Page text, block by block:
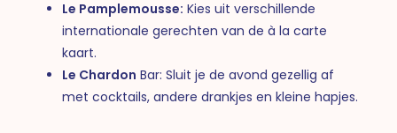
Le Pamplemousse: Kies uit verschillende
internationale gerechten van de à la carte
kaart.
Le Chardon Bar: Sluit je de avond gezellig af
met cocktails, andere drankjes en kleine hapjes.